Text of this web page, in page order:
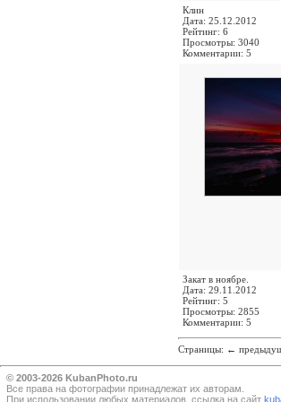
Клин
Дата: 25.12.2012
Рейтинг: 6
Просмотры: 3040
Комментарии: 5
Закат в ноябре.
Дата: 29.11.2012
Рейтинг: 5
Просмотры: 2855
Комментарии: 5
Страницы: ←
© 2003-2026 KubanPhoto.ru
Все прaва на фотографии принадлежат их авторам.
При использовании любых материалов, ссылка на сайт